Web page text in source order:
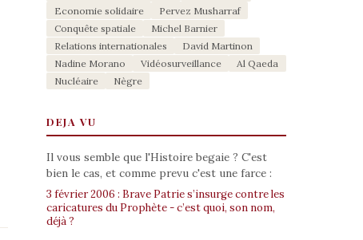
Economie solidaire
Pervez Musharraf
Conquête spatiale
Michel Barnier
Relations internationales
David Martinon
Nadine Morano
Vidéosurveillance
Al Qaeda
Nucléaire
Nègre
DEJA VU
Il vous semble que l'Histoire begaie ? C'est
bien le cas, et comme prevu c'est une farce :
3 février 2006 : Brave Patrie s’insurge contre les
caricatures du Prophète - c’est quoi, son nom,
déjà ?